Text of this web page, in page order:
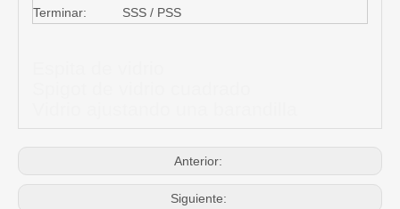
Terminar:
SSS / PSS
Anterior:
Siguiente: